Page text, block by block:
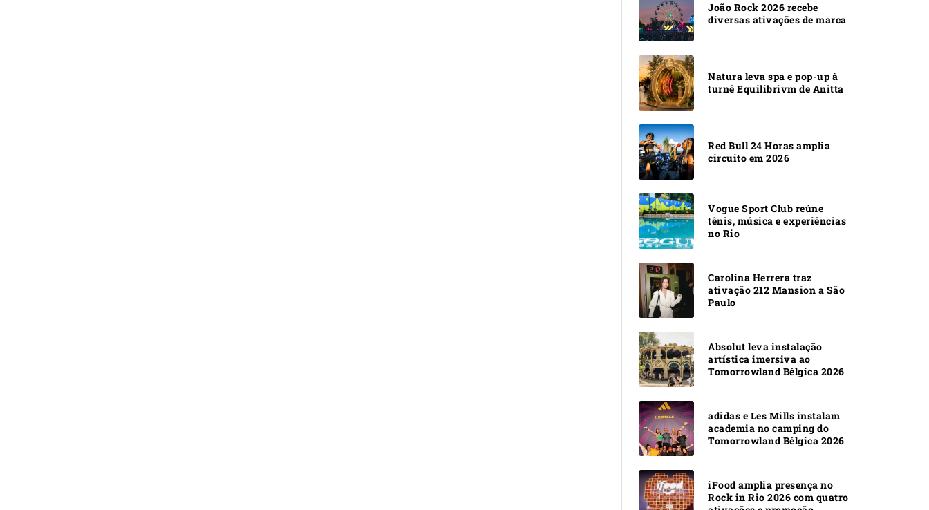
João Rock 2026 recebe
diversas ativações de marca
Natura leva spa e pop-up à
turnê Equilibrivm de Anitta
Red Bull 24 Horas amplia
circuito em 2026
Vogue Sport Club reúne
tênis, música e experiências
no Rio
Carolina Herrera traz
ativação 212 Mansion a São
Paulo
Absolut leva instalação
artística imersiva ao
Tomorrowland Bélgica 2026
adidas e Les Mills instalam
academia no camping do
Tomorrowland Bélgica 2026
iFood amplia presença no
Rock in Rio 2026 com quatro